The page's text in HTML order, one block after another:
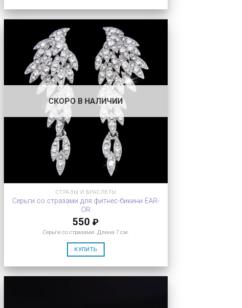
СКОРО В НАЛИЧИИ
СТРАЗЫ И БРАСЛЕТЫ
Серьги со стразами для фитнес-бикини EAR-
OR
550₽
Серьги со стразами. Длина 7 см.
КУПИТЬ